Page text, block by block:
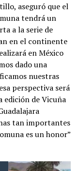
aseguró que el
tendrá un
a la serie de
en el continente
en México
dado una
nuestras
perspectiva será
edición de Vicuña
tan importantes
es un honor”